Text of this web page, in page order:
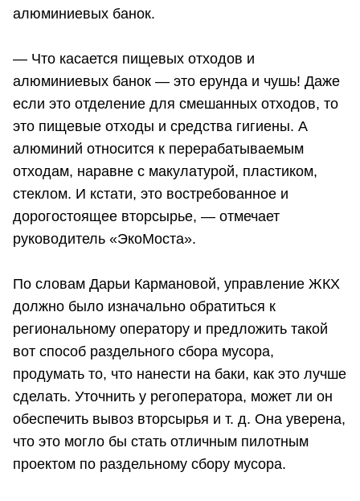
алюминиевых банок.
— Что касается пищевых отходов и
алюминиевых банок — это ерунда и чушь! Даже
если это отделение для смешанных отходов, то
это пищевые отходы и средства гигиены. А
алюминий относится к перерабатываемым
отходам, наравне с макулатурой, пластиком,
стеклом. И кстати, это востребованное и
дорогостоящее вторсырье, — отмечает
руководитель «ЭкоМоста».
По словам Дарьи Кармановой, управление ЖКХ
должно было изначально обратиться к
региональному оператору и предложить такой
вот способ раздельного сбора мусора,
продумать то, что нанести на баки, как это лучше
сделать. Уточнить у регоператора, может ли он
обеспечить вывоз вторсырья и т. д. Она уверена,
что это могло бы стать отличным пилотным
проектом по раздельному сбору мусора.